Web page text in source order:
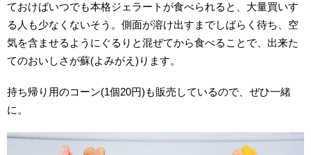
ておけばいつでも本格ジェラートが食べられると、大量買いす
る人も少なくないそう。側面が溶け出すまでしばらく待ち、空
気を含ませるようにぐるりと混ぜてから食べることで、出来た
てのおいしさが蘇(よみがえ)ります。
持ち帰り用のコーン(1個20円)も販売しているので、ぜひ一緒
に。